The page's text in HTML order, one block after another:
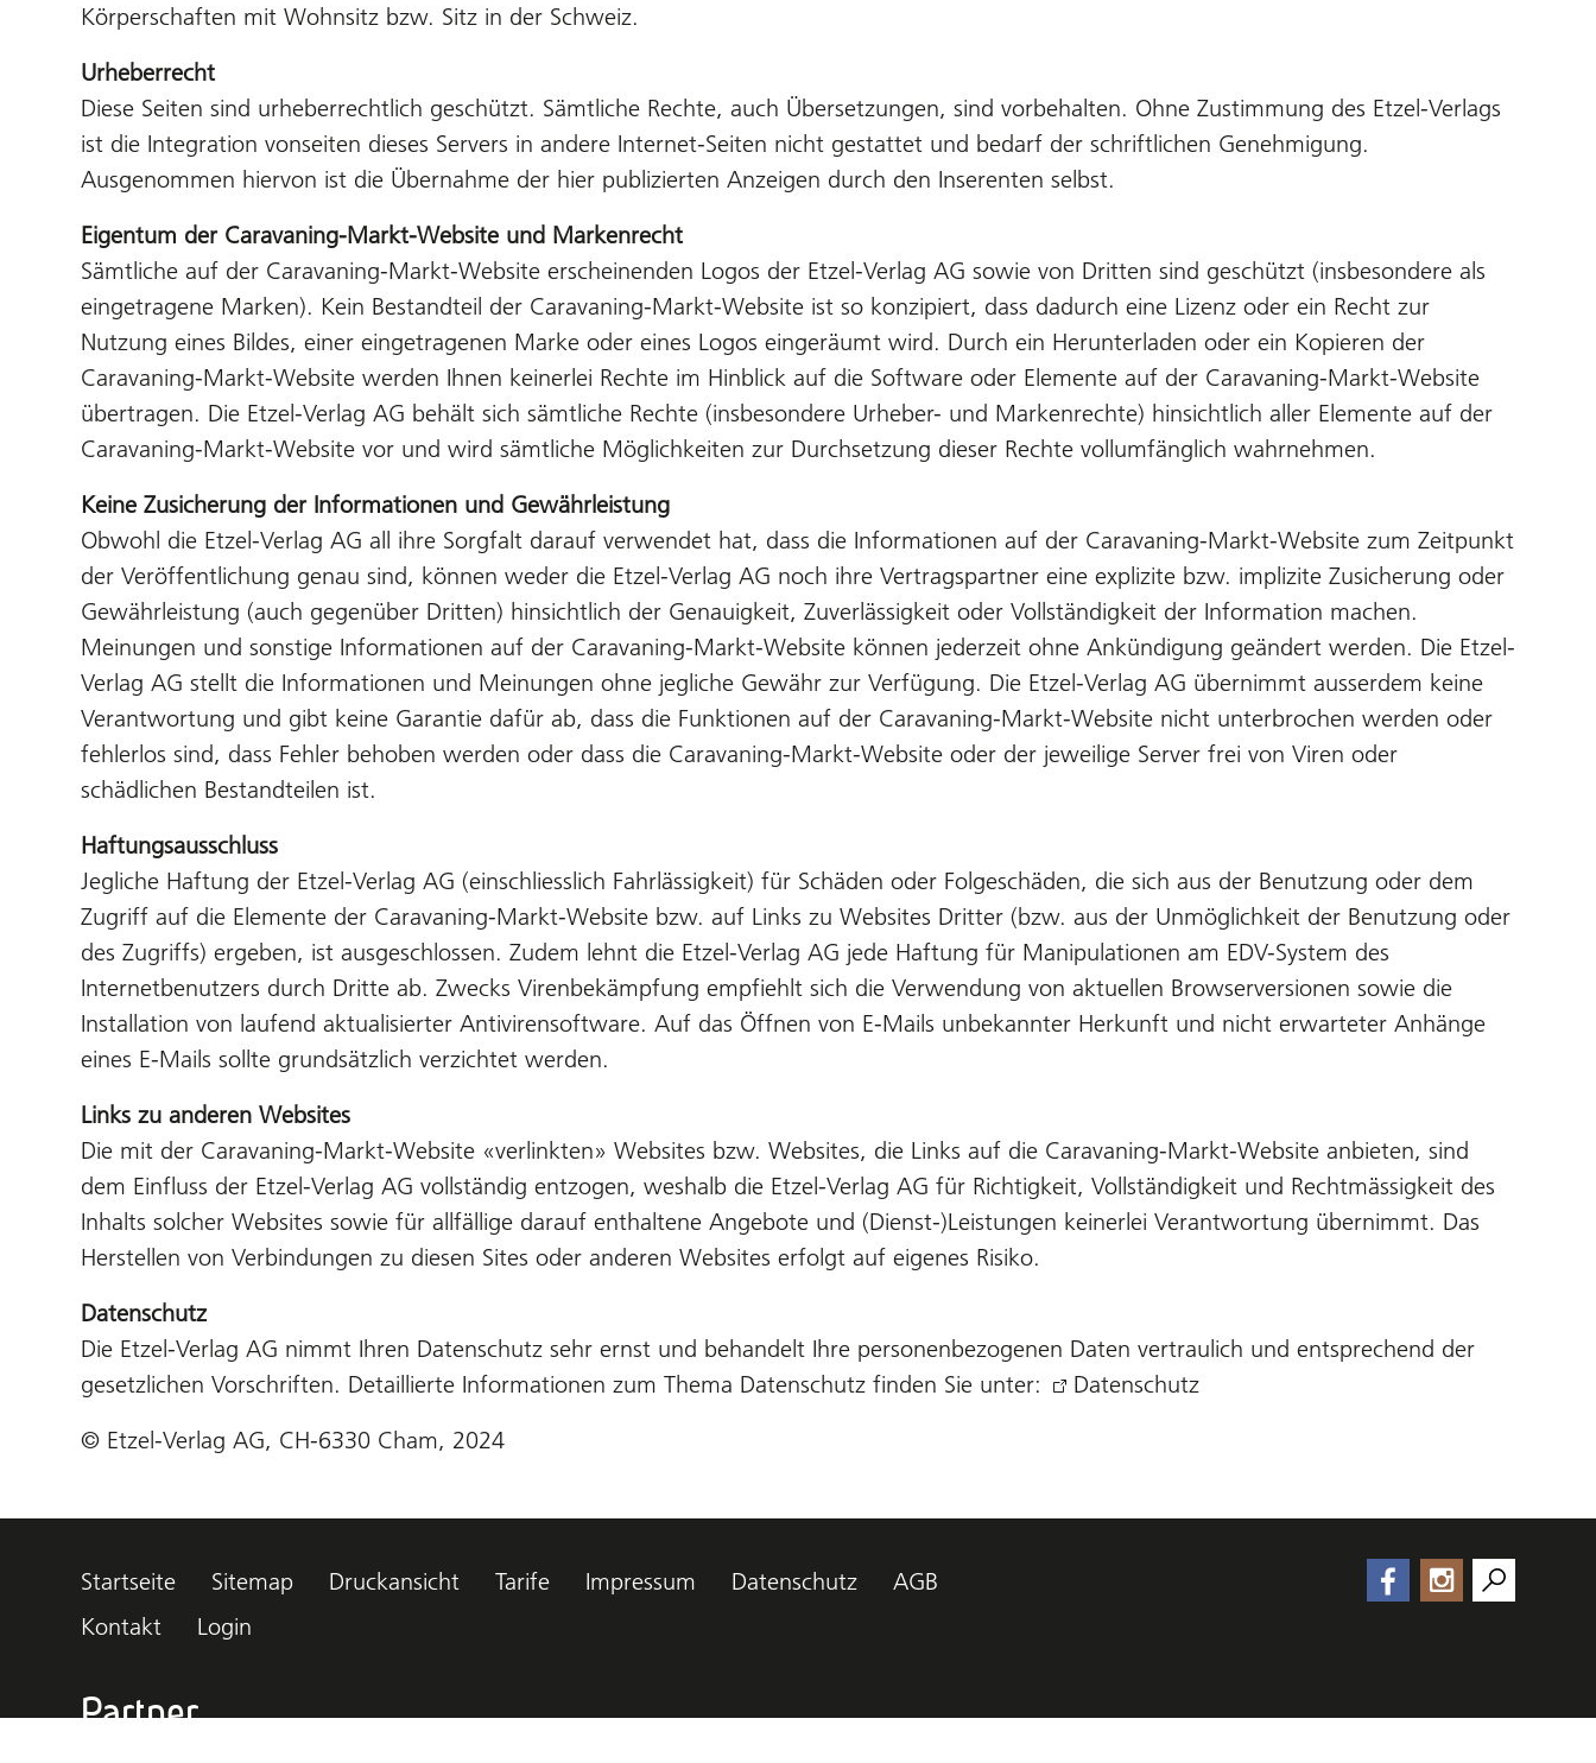
Körperschaften mit Wohnsitz bzw. Sitz in der Schweiz.
Urheberrecht
Diese Seiten sind urheberrechtlich geschützt. Sämtliche Rechte, auch Übersetzungen, sind vorbehalten. Ohne Zustimmung des Etzel-Verlags
ist die Integration vonseiten dieses Servers in andere Internet-Seiten nicht gestattet und bedarf der schriftlichen Genehmigung.
Ausgenommen hiervon ist die Übernahme der hier publizierten Anzeigen durch den Inserenten selbst.
Eigentum der Caravaning-Markt-Website und Markenrecht
Sämtliche auf der Caravaning-Markt-Website erscheinenden Logos der Etzel-Verlag AG sowie von Dritten sind geschützt (insbesondere als
eingetragene Marken). Kein Bestandteil der Caravaning-Markt-Website ist so konzipiert, dass dadurch eine Lizenz oder ein Recht zur
Nutzung eines Bildes, einer eingetragenen Marke oder eines Logos eingeräumt wird. Durch ein Herunterladen oder ein Kopieren der
Caravaning-Markt-Website werden Ihnen keinerlei Rechte im Hinblick auf die Software oder Elemente auf der Caravaning-Markt-Website
übertragen. Die Etzel-Verlag AG behält sich sämtliche Rechte (insbesondere Urheber- und Markenrechte) hinsichtlich aller Elemente auf der
Caravaning-Markt-Website vor und wird sämtliche Möglichkeiten zur Durchsetzung dieser Rechte vollumfänglich wahrnehmen.
Keine Zusicherung der Informationen und Gewährleistung
Obwohl die Etzel-Verlag AG all ihre Sorgfalt darauf verwendet hat, dass die Informationen auf der Caravaning-Markt-Website zum Zeitpunkt
der Veröffentlichung genau sind, können weder die Etzel-Verlag AG noch ihre Vertragspartner eine explizite bzw. implizite Zusicherung oder
Gewährleistung (auch gegenüber Dritten) hinsichtlich der Genauigkeit, Zuverlässigkeit oder Vollständigkeit der Information machen.
Meinungen und sonstige Informationen auf der Caravaning-Markt-Website können jederzeit ohne Ankündigung geändert werden. Die Etzel-
Verlag AG stellt die Informationen und Meinungen ohne jegliche Gewähr zur Verfügung. Die Etzel-Verlag AG übernimmt ausserdem keine
Verantwortung und gibt keine Garantie dafür ab, dass die Funktionen auf der Caravaning-Markt-Website nicht unterbrochen werden oder
fehlerlos sind, dass Fehler behoben werden oder dass die Caravaning-Markt-Website oder der jeweilige Server frei von Viren oder
schädlichen Bestandteilen ist.
Haftungsausschluss
Jegliche Haftung der Etzel-Verlag AG (einschliesslich Fahrlässigkeit) für Schäden oder Folgeschäden, die sich aus der Benutzung oder dem
Zugriff auf die Elemente der Caravaning-Markt-Website bzw. auf Links zu Websites Dritter (bzw. aus der Unmöglichkeit der Benutzung oder
des Zugriffs) ergeben, ist ausgeschlossen. Zudem lehnt die Etzel-Verlag AG jede Haftung für Manipulationen am EDV-System des
Internetbenutzers durch Dritte ab. Zwecks Virenbekämpfung empfiehlt sich die Verwendung von aktuellen Browserversionen sowie die
Installation von laufend aktualisierter Antivirensoftware. Auf das Öffnen von E-Mails unbekannter Herkunft und nicht erwarteter Anhänge
eines E-Mails sollte grundsätzlich verzichtet werden.
Links zu anderen Websites
Die mit der Caravaning-Markt-Website «verlinkten» Websites bzw. Websites, die Links auf die Caravaning-Markt-Website anbieten, sind
dem Einfluss der Etzel-Verlag AG vollständig entzogen, weshalb die Etzel-Verlag AG für Richtigkeit, Vollständigkeit und Rechtmässigkeit des
Inhalts solcher Websites sowie für allfällige darauf enthaltene Angebote und (Dienst-)Leistungen keinerlei Verantwortung übernimmt. Das
Herstellen von Verbindungen zu diesen Sites oder anderen Websites erfolgt auf eigenes Risiko.
Datenschutz
Die Etzel-Verlag AG nimmt Ihren Datenschutz sehr ernst und behandelt Ihre personenbezogenen Daten vertraulich und entsprechend der
gesetzlichen Vorschriften. Detaillierte Informationen zum Thema Datenschutz finden Sie unter:
Datenschutz
© Etzel-Verlag AG, CH-6330 Cham, 2024
Startseite Sitemap Druckansicht Tarife Impressum Datenschutz
AGB
Kontakt
Login
Partner